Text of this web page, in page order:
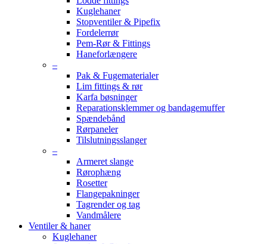
Kuglehaner
Stopventiler & Pipefix
Fordelerrør
Pem-Rør & Fittings
Haneforlængere
–
Pak & Fugematerialer
Lim fittings & rør
Karfa bøsninger
Reparationsklemmer og bandagemuffer
Spændebånd
Rørpaneler
Tilslutningsslanger
–
Armeret slange
Rørophæng
Rosetter
Flangepakninger
Tagrender og tag
Vandmålere
Ventiler & haner
Kuglehaner